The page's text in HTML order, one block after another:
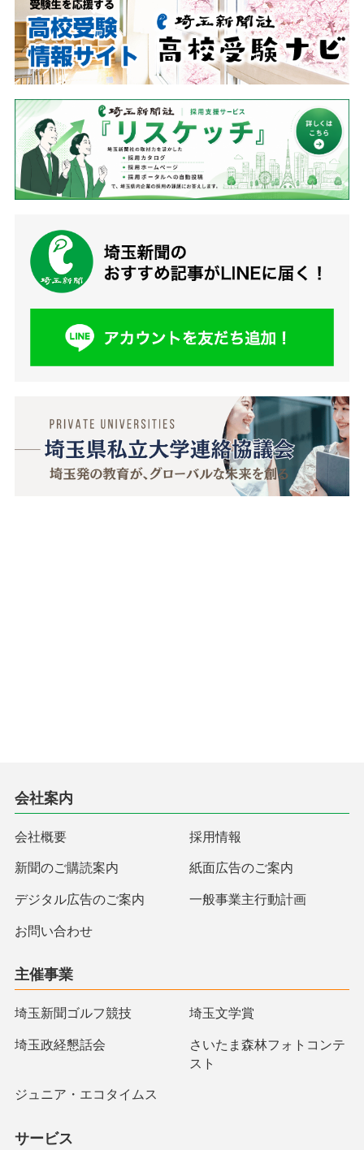
会社案内
会社概要 採用情報
新聞のご購読案内 紙面広告のご案内
デジタル広告のご案内 一般事業主行動計画
お問い合わせ
主催事業
埼玉新聞ゴルフ競技 埼玉文学賞
埼玉政経懇話会
さいたま森林フォトコンテ
スト
ジュニア・エコタイムス
サービス